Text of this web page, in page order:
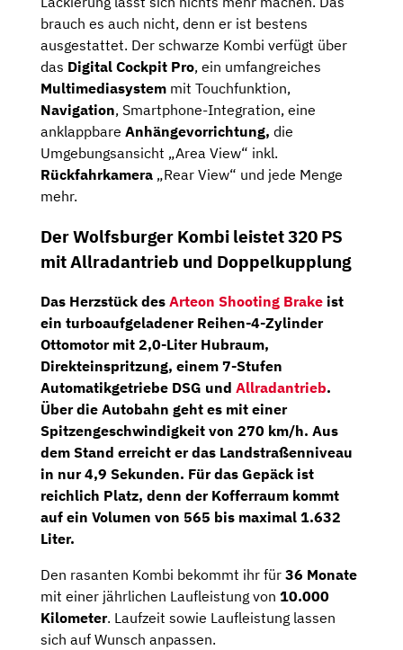
brauch es auch nicht, denn er ist bestens
ausgestattet. Der schwarze Kombi verfügt über
das Digital Cockpit Pro, ein umfangreiches
Multimediasystem mit Touchfunktion,
Navigation, Smartphone-Integration, eine
anklappbare Anhängevorrichtung, die
Umgebungsansicht „Area View“ inkl.
Rückfahrkamera „Rear View“ und jede Menge
mehr.
Der Wolfsburger Kombi leistet 320 PS
mit Allradantrieb und Doppelkupplung
Das Herzstück des Arteon Shooting Brake ist
ein turboaufgeladener Reihen-4-Zylinder
Ottomotormit 2,0-Liter Hubraum,
Direkteinspritzung, einem 7-Stufen
Automatikgetriebe DSG und Allradantrieb.
Über die Autobahn geht es mit einer
Spitzengeschwindigkeit von 270 km/h. Aus
dem Stand erreicht er das Landstraßenniveau
in nur 4,9 Sekunden. Für das Gepäck ist
reichlich Platz, denn der Kofferraum kommt
auf ein Volumen von 565 bis maximal 1.632
Liter.
Den rasanten Kombi bekommt ihr für 36 Monate
mit einer jährlichen Laufleistung von 10.000
Kilometer. Laufzeit sowie Laufleistung lassen
sich auf Wunsch anpassen.